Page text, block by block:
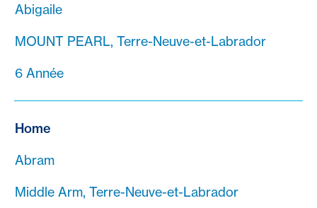
Abigaile
MOUNT PEARL, Terre-Neuve-et-Labrador
6 Année
Home
Abram
Middle Arm, Terre-Neuve-et-Labrador